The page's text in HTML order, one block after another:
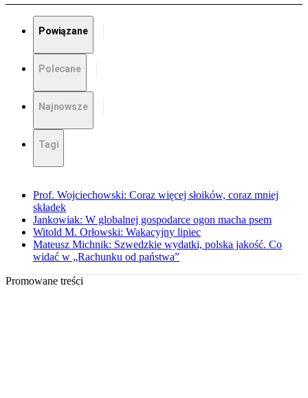
Powiązane
Polecane
Najnowsze
Tagi
Prof. Wojciechowski: Coraz więcej słoików, coraz mniej
składek
Jankowiak: W globalnej gospodarce ogon macha psem
Witold M. Orłowski: Wakacyjny lipiec
Mateusz Michnik: Szwedzkie wydatki, polska jakość. Co
widać w „Rachunku od państwa”
Promowane treści